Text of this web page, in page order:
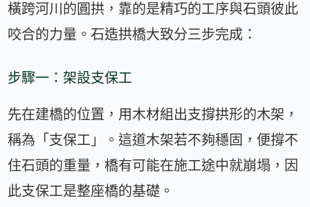
橫跨河川的圓拱，靠的是精巧的工序與石頭彼此
咬合的力量。石造拱橋大致分三步完成：
步驟一：架設支保工
先在建橋的位置，用木材組出支撐拱形的木架，
稱為「支保工」。這道木架若不夠穩固，便撐不
住石頭的重量，橋有可能在施工途中就崩塌，因
此支保工是整座橋的基礎。